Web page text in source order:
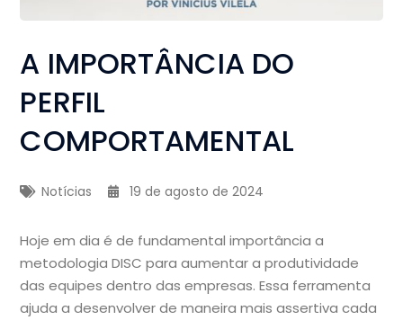
A IMPORTÂNCIA DO
PERFIL
COMPORTAMENTAL
Notícias 19 de agosto de 2024
Hoje em dia é de fundamental importância a
metodologia DISC para aumentar a produtividade
das equipes dentro das empresas. Essa ferramenta
ajuda a desenvolver de maneira mais assertiva cada